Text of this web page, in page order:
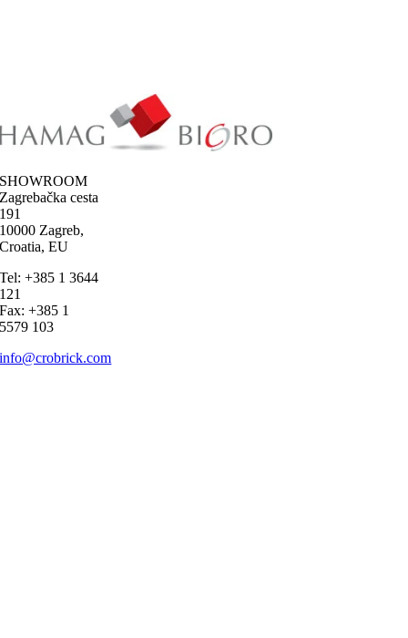
SHOWROOM
Zagrebačka cesta
191
10000 Zagreb,
Croatia, EU
Tel: +385 1 3644
121
Fax: +385 1
5579 103
info@crobrick.com